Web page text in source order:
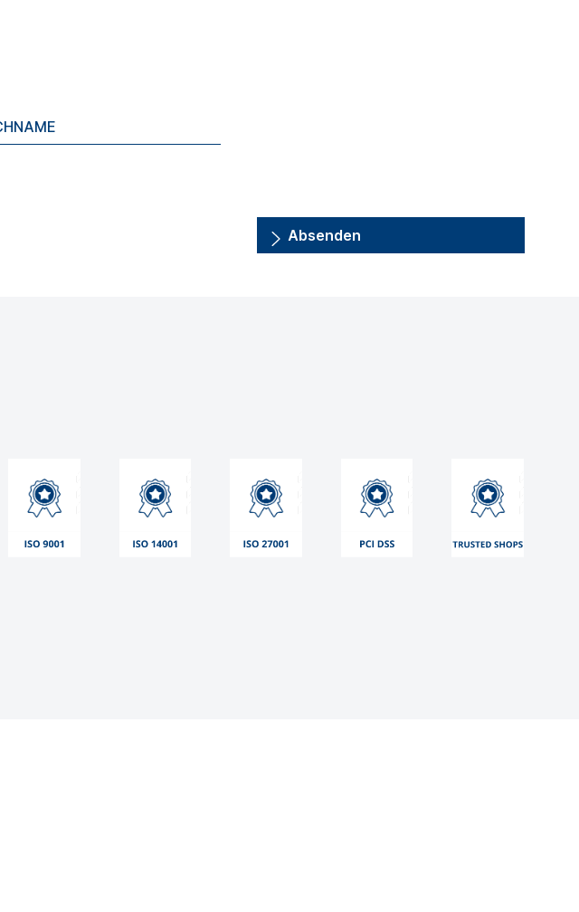
Absenden